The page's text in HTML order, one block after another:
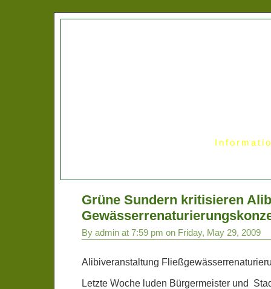
Grüne Sundern kritisieren
By admin at 7:59 pm on Friday, May 29, 2009
Alibiveranstaltung
Letzte Woche luden Bürgermeister und